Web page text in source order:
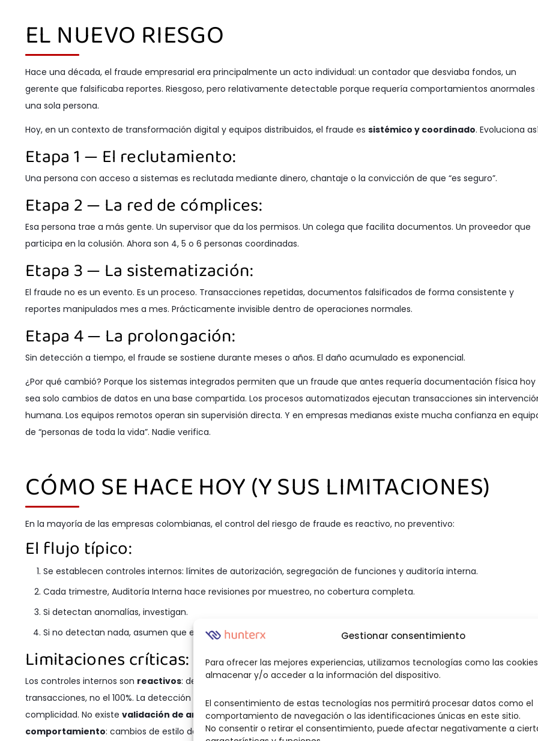
Gestionar consentimiento
Para ofrecer las mejores experiencias, utilizamos tecnologías como las
almacenar y/o acceder a la información del dispositivo.
El consentimiento de estas tecnologías nos permitirá procesar datos como el
comportamiento de navegación o las identificaciones únicas en este sitio.
No consentir o retirar el consentimiento, puede afectar negativamente a
EL NUEVO RIESGO
Hace una década, el fraude empresarial era principalmente un acto individual: un contador que desviaba fondos, un
gerente que falsificaba reportes. Riesgoso, pero relativamente detectable porque requería comportamientos anormales
una sola persona.
Hoy, en un contexto de transformación digital y equipos distribuidos, el fraude es sistémico y coordinado. Evoluciona
Etapa 1 — El reclutamiento:
Una persona con acceso a sistemas es reclutada mediante dinero, chantaje o la convicción de que “es seguro”.
Etapa 2 — La red de cómplices:
Esa persona trae a más gente. Un supervisor que da los permisos. Un colega que facilita documentos. Un proveedor que
participa en la colusión. Ahora son 4, 5 o 6 personas coordinadas.
Etapa 3 — La sistematización:
El fraude no es un evento. Es un proceso. Transacciones repetidas, documentos falsificados de forma consistente y
reportes manipulados mes a mes. Prácticamente invisible dentro de operaciones normales.
Etapa 4 — La prolongación:
Sin detección a tiempo, el fraude se sostiene durante meses o años. El daño acumulado es exponencial.
¿Por qué cambió? Porque los sistemas integrados permiten que un fraude que antes requería documentación física hoy
sea solo cambios de datos en una base compartida. Los procesos automatizados ejecutan transacciones sin
humana. Los equipos remotos operan sin supervisión directa. Y en empresas medianas existe mucha confianza en
de “personas de toda la vida”. Nadie verifica.
CÓMO SE HACE HOY (Y SUS LIMITACIONES)
En la mayoría de las empresas colombianas, el control del riesgo de fraude es reactivo, no preventivo:
El flujo típico:
Se establecen controles internos: límites de autorización, segregación de funciones y auditoría interna.
Cada trimestre, Auditoría Interna hace revisiones por muestreo, no cobertura completa.
Si detectan anomalías, investigan.
Si no detectan nada, asumen que está limpio.
Limitaciones críticas:
Los controles internos son reactivos: detectan después de que pasó. La auditoría opera pormuestreo
transacciones, no el 100%. La detección depende dedenuncias internas o externas
que casi nunca ocurren cuando
complicidad. No existe validación de antecedentes periódicadespués de la contratación. No haymonitoreo de
comportamiento: cambios de estilo de vida o endeudamiento que sugieran participación en fraude. Las personas